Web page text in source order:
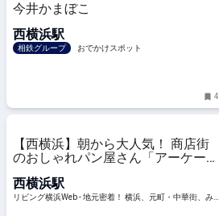
今井かまぼこ
西横浜駅
相鉄グループ おでかけスポット
4
【西横浜】朝から大人気！ 商店街
のおしゃれパン屋さん「アーケード
西横浜駅
リビング横浜Web - 地元密着！ 横浜、元町・中華街、み